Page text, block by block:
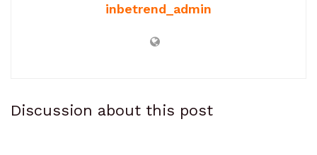
inbetrend_admin
Discussion about this post